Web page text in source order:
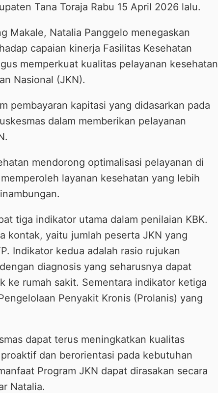
Tana Toraja Rabu 15 April 2026 lalu.
Makale, Natalia Panggelo menegaskan
capaian kinerja Fasilitas Kesehatan
memperkuat kualitas pelayanan kesehatan
Nasional (JKN).
pembayaran kapitasi yang didasarkan pada
dalam memberikan pelayanan
mendorong optimalisasi pelayanan di
layanan kesehatan yang lebih
tiga indikator utama dalam penilaian KBK.
kontak, yaitu jumlah peserta JKN yang
Indikator kedua adalah rasio rujukan
diagnosis yang seharusnya dapat
ke rumah sakit. Sementara indikator ketiga
Penyakit Kronis (Prolanis) yang
dapat terus meningkatkan kualitas
dan berorientasi pada kebutuhan
Program JKN dapat dirasakan secara
Natalia.